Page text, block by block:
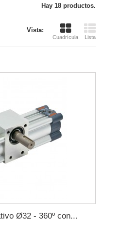
Hay 18 productos.
Vista:
Cuadrícula Lista
Ø32 - 360º con...